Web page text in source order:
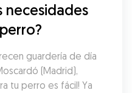
necesidades
guardería de día
(Madrid),
tu perro es fácil! Ya